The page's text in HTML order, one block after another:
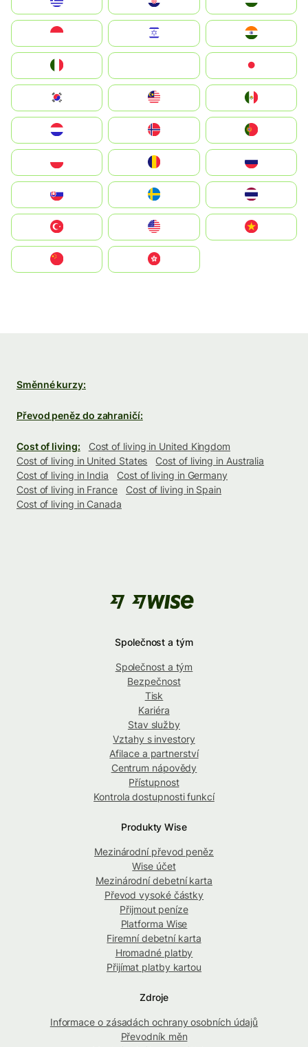
South Korea
United States
中國香港特別行政區
Směnné kurzy:
Převod peněz do zahraničí:
Cost of living:
Cost of living in United Kingdom
Cost of living in United States
Cost of living in Australia
Cost of living in India
Cost of living in Germany
Cost of living in France
Cost of living in Spain
Cost of living in Canada
Společnost a tým
Společnost a tým
Bezpečnost
Tisk
Kariéra
Stav služby
Vztahy s investory
Afilace a partnerství
Centrum nápovědy
Přístupnost
Kontrola dostupnosti funkcí
Produkty Wise
Mezinárodní převod peněz
Wise účet
Mezinárodní debetní karta
Převod vysoké částky
Přijmout peníze
Platforma Wise
Firemní debetní karta
Hromadné platby
Přijímat platby kartou
Zdroje
Informace o zásadách ochrany osobních údajů
Převodník měn